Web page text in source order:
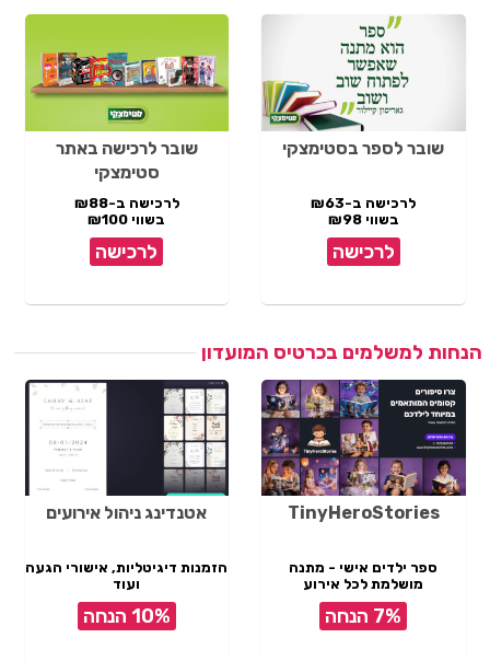
שובר לספר בסטימצקי
לרכישה ב-₪63
בשווי ₪98
לרכישה
שובר לרכישה באתר
סטימצקי
לרכישה ב-₪88
בשווי ₪100
לרכישה
הנחות למשלמים בכרטיס המועדון
TinyHeroStories
ספר ילדים אישי - מתנה
מושלמת לכל אירוע
7% הנחה
אטנדינג ניהול אירועים
הזמנות דיגיטליות, אישורי הגעה
ועוד
10% הנחה